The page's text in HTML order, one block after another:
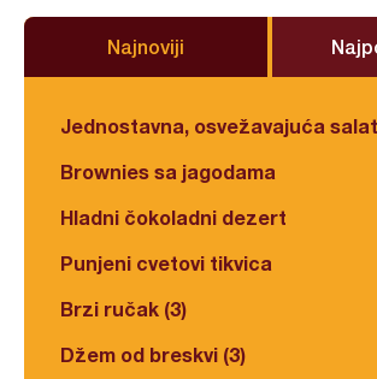
Najnoviji
Jednostavna, osvežavajuća
Brownies sa jagodama
Hladni čokoladni dezert
Punjeni cvetovi tikvica
Brzi ručak (3)
Džem od breskvi (3)